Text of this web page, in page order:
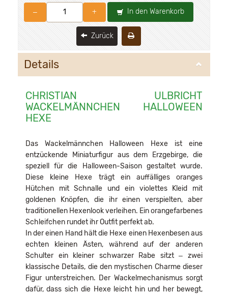
– + In den Warenkorb
Zurück
Details
CHRISTIAN ULBRICHT
WACKELMÄNNCHEN HALLOWEEN
HEXE
Das Wackelmännchen Halloween Hexe ist eine
entzückende Miniaturfigur aus dem Erzgebirge, die
speziell für die Halloween-Saison gestaltet wurde.
Diese kleine Hexe trägt ein auffälliges oranges
Hütchen mit Schnalle und ein violettes Kleid mit
goldenen Knöpfen, die ihr einen verspielten, aber
traditionellen Hexenlook verleihen. Ein orangefarbenes
Schleifchen rundet ihr Outfit perfekt ab.
In der einen Hand hält die Hexe einen Hexenbesen aus
echten kleinen Ästen, während auf der anderen
Schulter ein kleiner schwarzer Rabe sitzt – zwei
klassische Details, die den mystischen Charme dieser
Figur unterstreichen. Der Wackelmechanismus sorgt
dafür, dass sich die Hexe leicht hin und her bewegt,